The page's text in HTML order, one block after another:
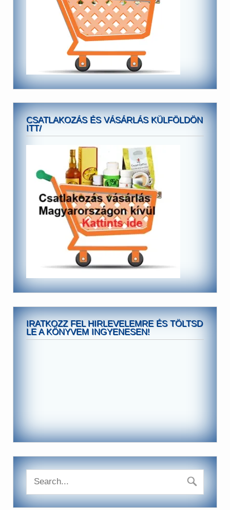
CSATLAKOZÁS ÉS VÁSÁRLÁS KÜLFÖLDÖN
ITT/
IRATKOZZ FEL HIRLEVELEMRE ÉS TÖLTSD
LE A KÖNYVEM INGYENESEN!